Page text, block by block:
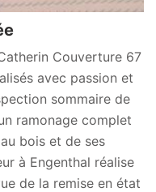
Couverture 67
avec passion et
sommaire de
ramonage complet
bois et de ses
à Engenthal réalise
de la remise en état